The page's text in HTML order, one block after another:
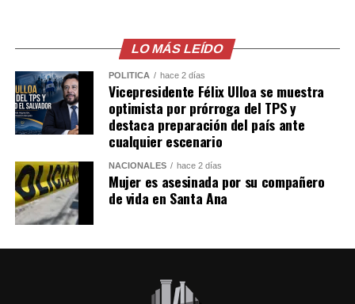
LO MÁS LEÍDO
POLÍTICA hace 2 días
Vicepresidente Félix Ulloa se muestra
optimista por prórroga del TPS y
destaca preparación del país ante
cualquier escenario
NACIONALES hace 2 días
Mujer es asesinada por su compañero
de vida en Santa Ana